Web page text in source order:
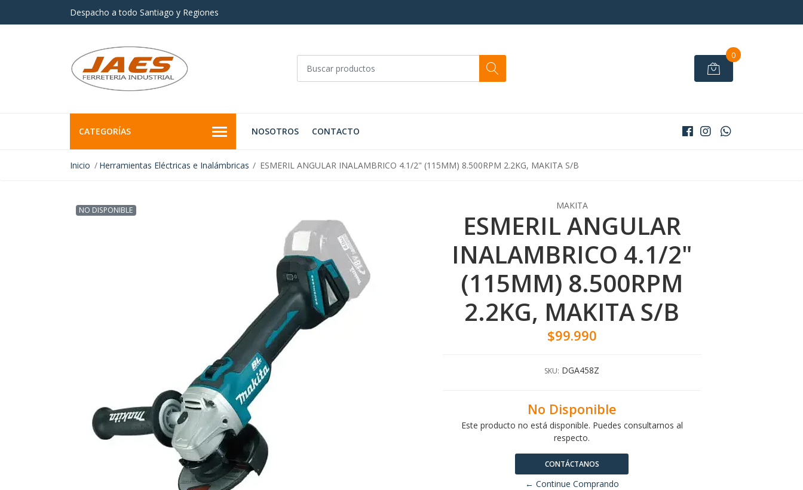
Despacho a todo Santiago y Regiones
0
CATEGORÍAS NOSOTROS CONTACTO
Inicio Herramientas Eléctricas e Inalámbricas ESMERIL ANGULAR INALAMBRICO 4.1/2" (115MM) 8.500RPM 2.2KG, MAKITA S/B
NO DISPONIBLE MAKITA
ESMERIL ANGULAR
INALAMBRICO 4.1/2"
(115MM) 8.500RPM
2.2KG, MAKITA S/B
$99.990
SKU: DGA458Z
No Disponible
Este producto no está disponible. Puedes consultarnos al
respecto.
CONTÁCTANOS
← Continue Comprando